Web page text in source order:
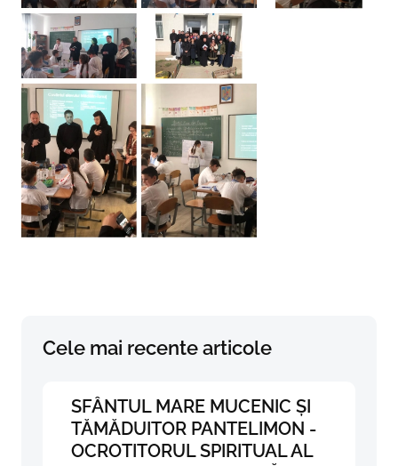
Cele mai recente articole
SFÂNTUL MARE MUCENIC ȘI
TĂMĂDUITOR PANTELIMON -
OCROTITORUL SPIRITUAL AL